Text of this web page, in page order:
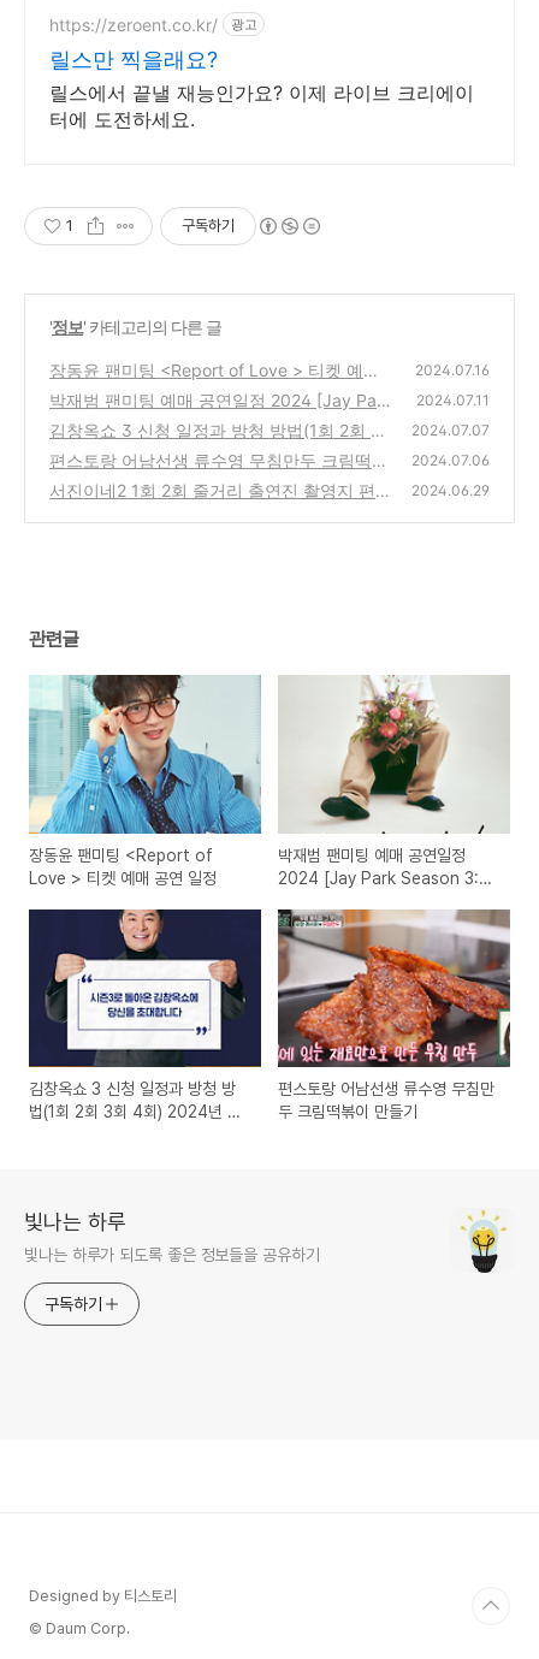
https://zeroent.co.kr/ 광고
릴스만 찍을래요?
릴스에서 끝낼 재능인가요? 이제 라이브 크리에이
터에 도전하세요.
1 구독하기
'정보' 카테고리의 다른 글
장동윤 팬미팅 <Report of Love >​ 티켓 예매
공연 일정
(0)
2024.07.16
박재범 팬미팅 예매 공연일정 2024 [Jay Park
Season 3: Dedicated 2 U］
(0)
2024.07.11
김창옥쇼 3 신청 일정과 방청 방법(1회 2회 3
회 4회) 2024년 7월
(0)
2024.07.07
편스토랑 어남선생 류수영 무침만두 크림떡볶
이 만들기
(0)
2024.07.06
서진이네2 1회 2회 줄거리 출연진 촬영지 편성
2024.06.29
관련글
장동윤 팬미팅 <Report of
Love >​ 티켓 예매 공연 일정
박재범 팬미팅 예매 공연일정
2024 [Jay Park Season 3:
김창옥쇼 3 신청 일정과 방청 방
법(1회 2회 3회 4회) 2024년 7
편스토랑 어남선생 류수영 무침만
두 크림떡볶이 만들기
빛나는 하루
빛나는 하루가 되도록 좋은 정보들을 공유하기
구독하기
Designed by 티스토리
© Daum Corp.